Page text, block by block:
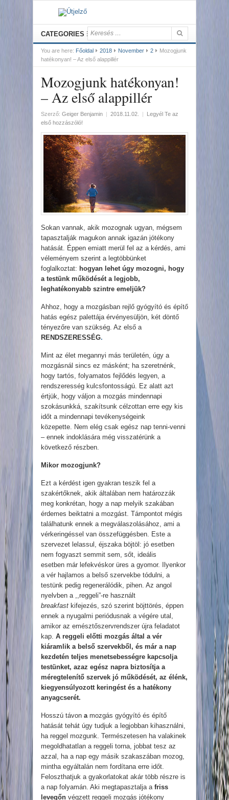
CATEGORIES
You are here: Főoldal 2018 November 2
Mozogjunk
hatékonyan! – Az első alappillér
Mozogjunk hatékonyan!
– Az első alappillér
Szerző: Geiger Benjamin | 2018.11.02. |
Legyél Te az
első hozzászóló!
Sokan vannak, akik mozognak ugyan, mégsem
tapasztalják magukon annak igazán jótékony
hatását. Éppen emiatt merül fel az a kérdés, ami
véleményem szerint a legtöbbünket
foglalkoztat: hogyan lehet úgy mozogni, hogy
a testünk működését a legjobb,
leghatékonyabb szintre emeljük?
Ahhoz, hogy a mozgásban rejlő gyógyító és építő
hatás egész palettája érvényesüljön, két döntő
tényezőre van szükség. Az első a
RENDSZERESSÉG.
Mint az élet megannyi más területén, úgy a
mozgásnál sincs ez másként; ha szeretnénk,
hogy tartós, folyamatos fejlődés legyen, a
rendszeresség kulcsfontosságú. Ez alatt azt
értjük, hogy váljon a mozgás mindennapi
szokásunkká, szakítsunk célzottan erre egy kis
időt a mindennapi tevékenységeink
közepette. Nem elég csak egész nap tenni-venni
– ennek indoklására még visszatérünk a
következő részben.
Mikor mozogjunk?
Ezt a kérdést igen gyakran teszik fel a
szakértőknek, akik általában nem határozzák
meg konkrétan, hogy a nap melyik szakában
érdemes beiktatni a mozgást. Támpontot mégis
találhatunk ennek a megválaszolásához, ami a
vérkeringéssel van összefüggésben. Este a
szervezet lelassul, éjszaka böjtöl: jó esetben
nem fogyaszt semmit sem, sőt, ideális
esetben már lefekvéskor üres a gyomor. Ilyenkor
a vér hajlamos a belső szervekbe tódulni, a
testünk pedig regenerálódik, pihen. Az angol
nyelvben a ,,reggeli”-re használt
breakfast kifejezés, szó szerint böjttörés, éppen
ennek a nyugalmi periódusnak a végére utal,
amikor az emésztőszervrendszer újra feladatot
kap. A reggeli előtti mozgás által a vér
kiáramlik a belső szervekből, és már a nap
kezdetén teljes menetsebességre kapcsolja
testünket, azaz egész napra biztosítja a
méregtelenítő szervek jó működését, az élénk,
kiegyensúlyozott keringést és a hatékony
anyagcserét.
Hosszú távon a mozgás gyógyító és építő
hatását tehát úgy tudjuk a legjobban kihasználni,
ha reggel mozgunk. Természetesen ha valakinek
megoldhatatlan a reggeli torna, jobbat tesz az
azzal, ha a nap egy másik szakaszában mozog,
mintha egyáltalán nem fordítana erre időt.
Feloszthatjuk a gyakorlatokat akár több részre is
a nap folyamán. Aki megtapasztalja a friss
levegőn végzett reggeli mozgás jótékony